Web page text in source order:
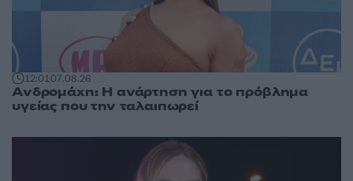
12:0107.08.26
Ανδρομάχη: Η ανάρτηση για το πρόβλημα
υγείας που την ταλαιπωρεί